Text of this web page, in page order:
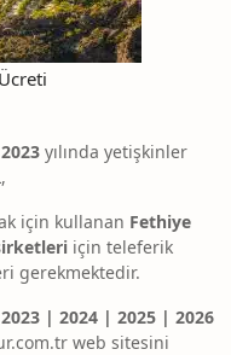
yılında yetişkinler
için kullanan Fethiye
i için teleferik
gerekmektedir.
| 2024 | 2025 | 2026
web sitesini